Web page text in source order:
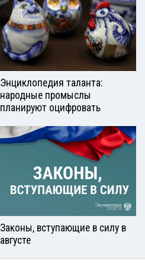
Энциклопедия таланта:
народные промыслы
планируют оцифровать
Законы, вступающие в силу в
августе